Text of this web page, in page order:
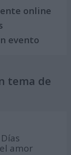
online
evento
tema de
amor